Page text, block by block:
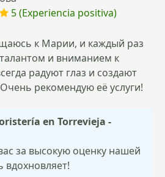
5 (Experiencia positiva)
к Марии, и каждый раз
и вниманием к
радуют глаз и создают
рекомендую её услуги!
en Torrevieja -
за высокую оценку нашей
вдохновляет!